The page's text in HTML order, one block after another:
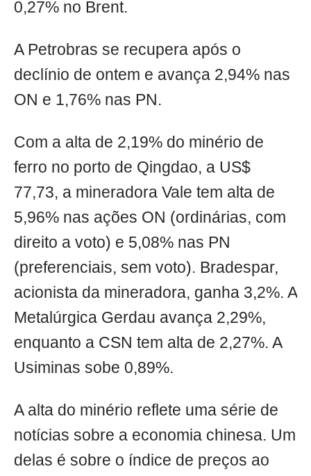
0,27% no Brent.
A Petrobras se recupera após o
declínio de ontem e avança 2,94% nas
ON e 1,76% nas PN.
Com a alta de 2,19% do minério de
ferro no porto de Qingdao, a US$
77,73, a mineradora Vale tem alta de
5,96% nas ações ON (ordinárias, com
direito a voto) e 5,08% nas PN
(preferenciais, sem voto). Bradespar,
acionista da mineradora, ganha 3,2%. A
Metalúrgica Gerdau avança 2,29%,
enquanto a CSN tem alta de 2,27%. A
Usiminas sobe 0,89%.
A alta do minério reflete uma série de
notícias sobre a economia chinesa. Um
delas é sobre o índice de preços ao